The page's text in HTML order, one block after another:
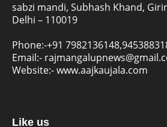
sabzi mandi, Subhash Khand,
Delhi – 110019
Phone:-+91
Email:-
Website:-www.aajkaujala.com
Like us